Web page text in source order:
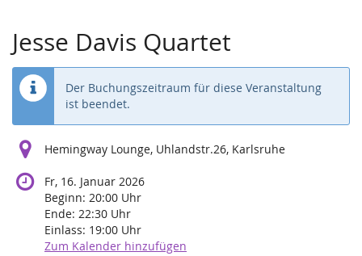
Jesse Davis Quartet
Der Buchungszeitraum für diese Veranstaltung
ist beendet.
Hemingway Lounge, Uhlandstr.26, Karlsruhe
Fr, 16. Januar 2026
Beginn: 20:00 Uhr
Ende: 22:30 Uhr
Einlass: 19:00 Uhr
Zum Kalender hinzufügen